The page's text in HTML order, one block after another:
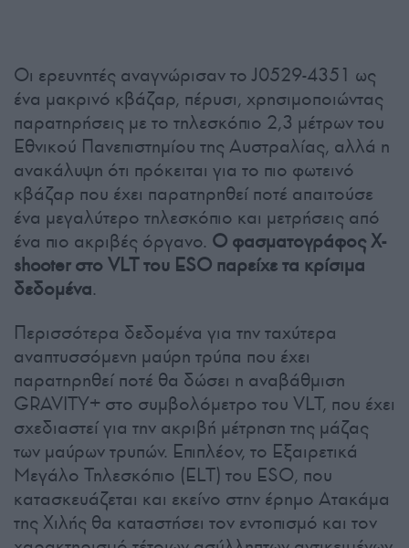
Οι ερευνητές αναγνώρισαν το J0529-4351 ως
ένα μακρινό κβάζαρ, πέρυσι, χρησιμοποιώντας
παρατηρήσεις με το τηλεσκόπιο 2,3 μέτρων του
Εθνικού Πανεπιστημίου της Αυστραλίας, αλλά η
ανακάλυψη ότι πρόκειται για το πιο φωτεινό
κβάζαρ που έχει παρατηρηθεί ποτέ απαιτούσε
ένα μεγαλύτερο τηλεσκόπιο και μετρήσεις από
ένα πιο ακριβές όργανο. Ο φασματογράφος X-
shooter στο VLT του ESO παρείχε τα κρίσιμα
δεδομένα.
Περισσότερα δεδομένα για την ταχύτερα
αναπτυσσόμενη μαύρη τρύπα που έχει
παρατηρηθεί ποτέ θα δώσει η αναβάθμιση
GRAVITY+ στο συμβολόμετρο του VLT, που έχει
σχεδιαστεί για την ακριβή μέτρηση της μάζας
των μαύρων τρυπών. Επιπλέον, το Εξαιρετικά
Μεγάλο Τηλεσκόπιο (ELT) του ESO, που
κατασκευάζεται και εκείνο στην έρημο Ατακάμα
της Χιλής θα καταστήσει τον εντοπισμό και τον